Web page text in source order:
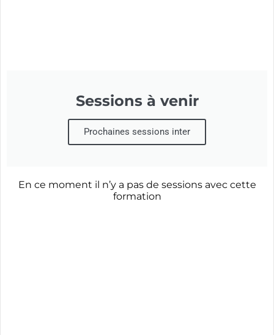
Sessions à venir
Prochaines sessions inter
En ce moment il n’y a pas de sessions avec cette
formation